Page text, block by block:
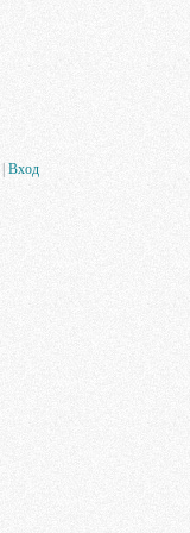
Вход